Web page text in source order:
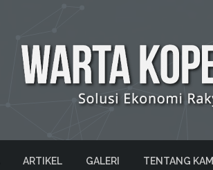
ARTIKEL GALERI TENTANG KAMI